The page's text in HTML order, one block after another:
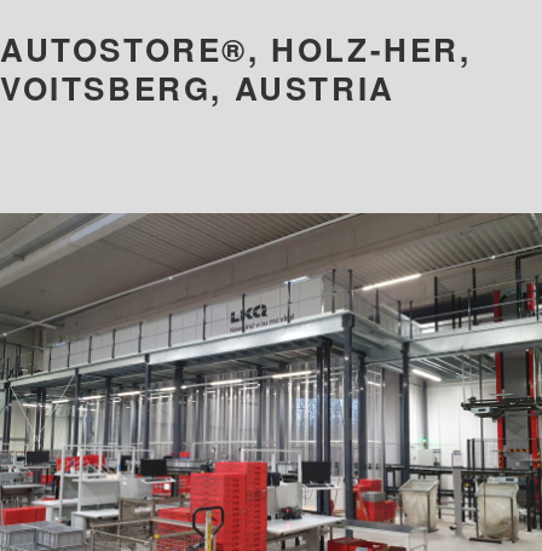
AUTOSTORE®, HOLZ-HER,
VOITSBERG, AUSTRIA